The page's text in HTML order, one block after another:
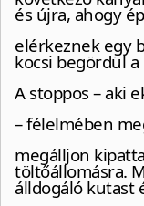
és újra, ahogy
elérkeznek egy
kocsi begördül
A stoppos – aki
– félelmében
megálljon
töltőállomásra.
álldogáló kutast